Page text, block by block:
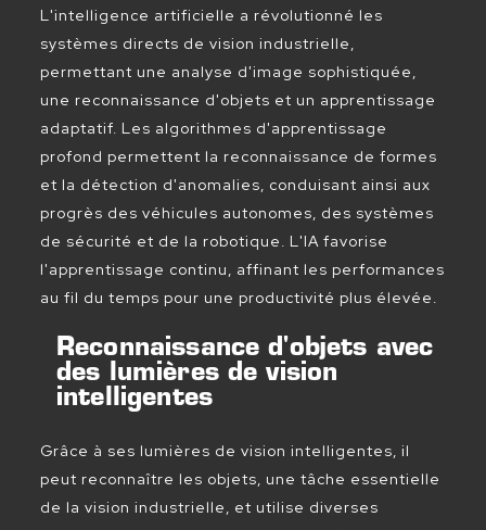
L'intelligence artificielle a révolutionné les
systèmes directs de vision industrielle,
permettant une analyse d'image sophistiquée,
une reconnaissance d'objets et un apprentissage
adaptatif. Les algorithmes d'apprentissage
profond permettent la reconnaissance de formes
et la détection d'anomalies, conduisant ainsi aux
progrès des véhicules autonomes, des systèmes
de sécurité et de la robotique. L'IA favorise
l'apprentissage continu, affinant les performances
au fil du temps pour une productivité plus élevée.
Reconnaissance d'objets avec
des lumières de vision
intelligentes
Grâce à ses lumières de vision intelligentes, il
peut reconnaître les objets, une tâche essentielle
de la vision industrielle, et utilise diverses